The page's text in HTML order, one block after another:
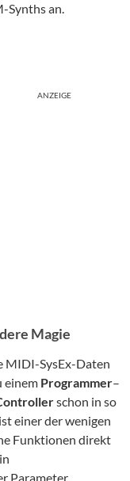
Synths an.
ANZEIGE
Magie
MIDI-SysEx-Daten
einem Programmer–
schon in so
einer der wenigen
Funktionen direkt
Parameter